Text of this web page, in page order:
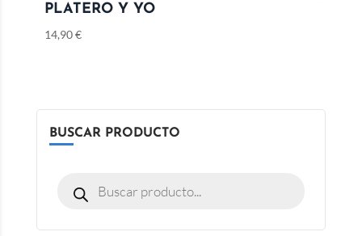
PLATERO Y YO
14,90€
BUSCAR PRODUCTO